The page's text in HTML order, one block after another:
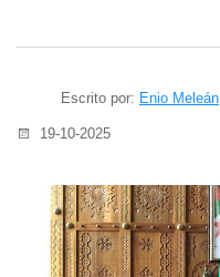
Escrito por: Enio Meleán
19-10-2025